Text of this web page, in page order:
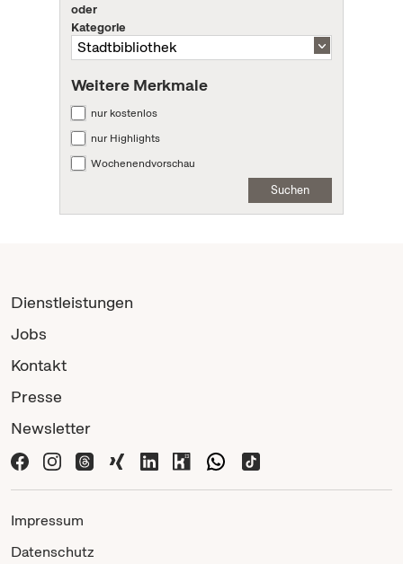
oder
Kategorie
Weitere Merkmale
nur kostenlos
nur Highlights
Wochenendvorschau
Suchen
Dienstleistungen
Jobs
Kontakt
Presse
Newsletter
Impressum
Datenschutz